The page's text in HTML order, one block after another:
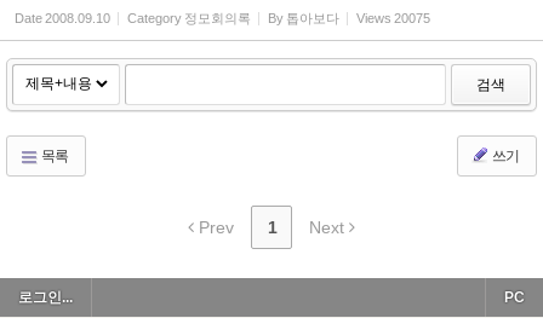
Date2008.09.10 Category 정모회의록 By 톱아보다 Views 20075
검색
목록 쓰기
Prev 1 Next
로그인... PC